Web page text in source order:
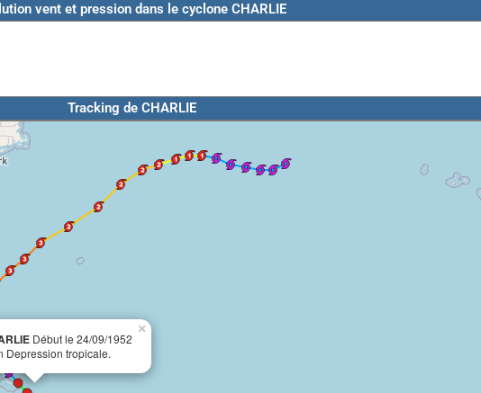
vent et pression dans le cyclone CHARLIE
Tracking de CHARLIE
Début le 24/09/1952
Depression tropicale.
×